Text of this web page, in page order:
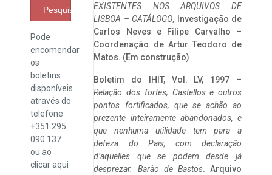
Pesquisar
Pode
encomendar
os
boletins
disponíveis
através do
telefone
+351 295
090 137
ou ao
clicaraqui
EXISTENTES NOS ARQUIVOS DE
LISBOA – CATÁLOGO, Investigação de
Carlos Neves e Filipe Carvalho –
Coordenação de Artur Teodoro de
Matos. (Em construção)
Boletim do IHIT, Vol. LV, 1997 –
Relação dos fortes, Castellos e outros
pontos fortificados, que se achão ao
prezente inteiramente abandonados, e
que nenhuma utilidade tem para a
defeza do Pais, com declaração
d’aquelles que se podem desde já
desprezar. Barão de Bastos. Arquivo